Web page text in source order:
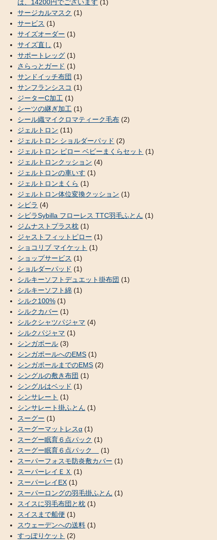
は、14200円でございます (1)
サージカルマスク (1)
サービス (1)
サイズオーダー (1)
サイズ直し (1)
サポートレッグ (1)
さらっとガード (1)
サンドイッチ布団 (1)
サンフランシスコ (1)
ジーターC加工 (1)
シーツの継ぎ加工 (1)
シール織マイクロマティーク毛布 (2)
ジェルトロン (11)
ジェルトロン ショルダーパッド (2)
ジェルトロン ピロー ベビーまくらセット (1)
ジェルトロンクッション (4)
ジェルトロンの車いす (1)
ジェルトロンまくら (1)
ジェルトロン体位変換クッション (1)
シビラ (4)
シビラSybilla フローレス TTC羽毛ふとん (1)
ジムナストプラス枕 (1)
ジャストフィットピロー (1)
ショコリブ マイケット (1)
ショップサービス (1)
ショルダーパッド (1)
シルキーソフトデュエット掛布団 (1)
シルキーソフト綿 (1)
シルク100% (1)
シルクカバー (1)
シルクシャツパジャマ (4)
シルクパジャマ (1)
シンガポール (3)
シンガポールへのEMS (1)
シンガポールまでのEMS (2)
シングルの敷き布団 (1)
シングルはベッド (1)
シンサレート (1)
シンサレート掛ふとん (1)
スーグー (1)
スーグーマットレスα (1)
スーグー眠育６点パック (1)
スーグー眠育６点パック
(1)
スーパーフォスモ防炎敷カバー (1)
スーパーレイＥＸ (1)
スーパーレイEX (1)
スーパーロングの羽毛掛ふとん (1)
スイスに羽毛布団と枕 (1)
スイスまで船便 (1)
スウェーデンへの送料 (1)
すっぽりケット (2)